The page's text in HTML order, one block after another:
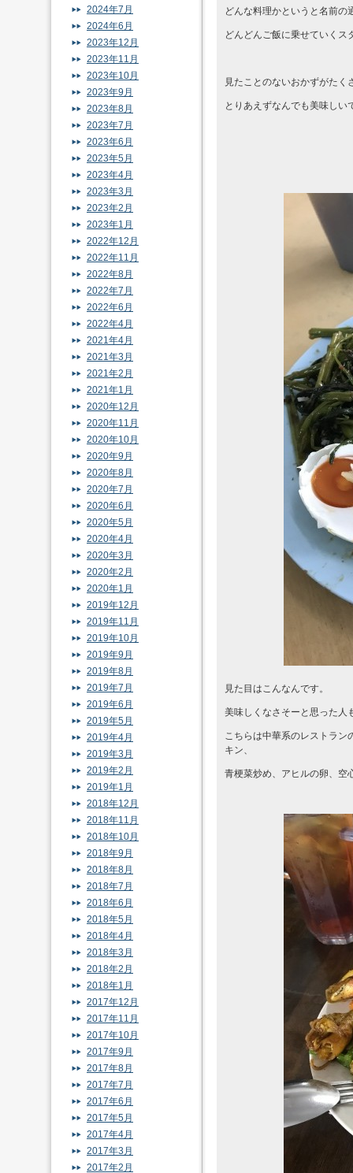
どんな料理かというと名前の
どんどんご飯に乗せていくス
見たことのないおかずがた
とりあえずなんでも美味しい
見た目はこんなんです。
美味しくなさそーと思った人
こちらは中華系のレストラン
キン、
青梗菜炒め、アヒルの卵、空
2024年7月
2024年6月
2023年12月
2023年11月
2023年10月
2023年9月
2023年8月
2023年7月
2023年6月
2023年5月
2023年4月
2023年3月
2023年2月
2023年1月
2022年12月
2022年11月
2022年8月
2022年7月
2022年6月
2022年4月
2021年4月
2021年3月
2021年2月
2021年1月
2020年12月
2020年11月
2020年10月
2020年9月
2020年8月
2020年7月
2020年6月
2020年5月
2020年4月
2020年3月
2020年2月
2020年1月
2019年12月
2019年11月
2019年10月
2019年9月
2019年8月
2019年7月
2019年6月
2019年5月
2019年4月
2019年3月
2019年2月
2019年1月
2018年12月
2018年11月
2018年10月
2018年9月
2018年8月
2018年7月
2018年6月
2018年5月
2018年4月
2018年3月
2018年2月
2018年1月
2017年12月
2017年11月
2017年10月
2017年9月
2017年8月
2017年7月
2017年6月
2017年5月
2017年4月
2017年3月
2017年2月